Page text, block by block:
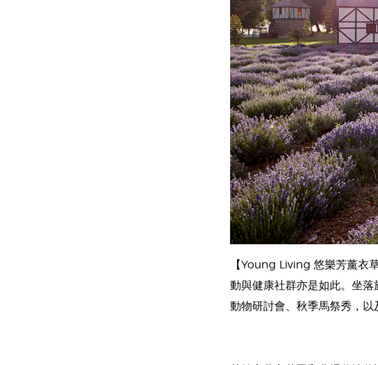
【Young Living 悠樂芳薰衣
動與健康社群亦是如此。坐
動物研討會、秋季馬祭秀，以